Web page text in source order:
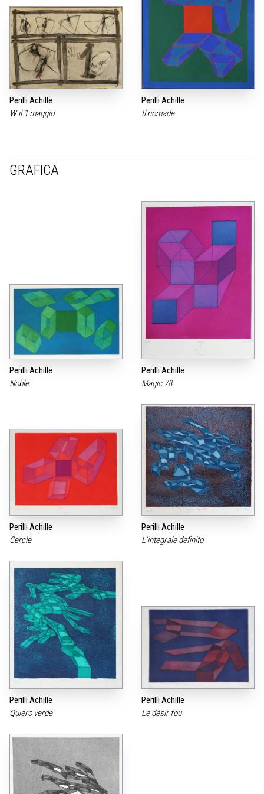
Perilli Achille
W il 1 maggio
Perilli Achille
Il nomade
GRAFICA
Perilli Achille
Noble
Perilli Achille
Magic 78
Perilli Achille
Cercle
Perilli Achille
L‘integrale definito
Perilli Achille
Quiero verde
Perilli Achille
Le dèsir fou